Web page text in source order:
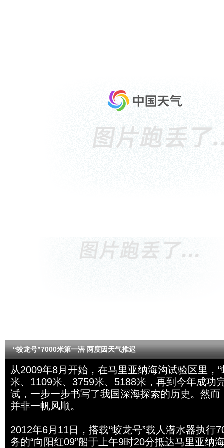
“蛟龙号”7000米第一潜 两度因天气推迟
从2009年8月开始，在马里亚纳海沟试验区里，“
米、1109米、3759米、5188米，再到今年成功
试，一步一步书写了我国深海探索的历史。然而
并非一帆风顺。
2012年6月11日，搭载“蛟龙号”载人潜水器执行
务的“向阳红09”船于上午9时20分抵达马里亚纳